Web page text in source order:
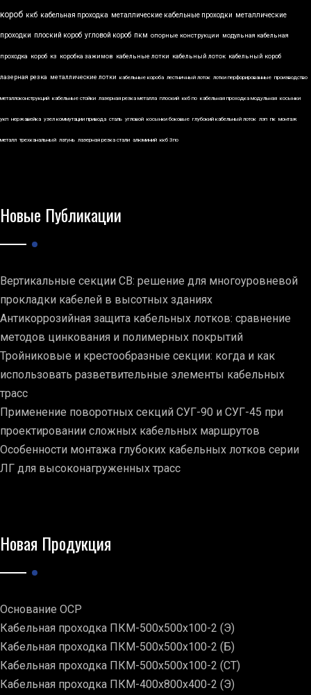
короб ккб кабельная проходка металлические кабельные проходки металлические
проходки плоский короб угловой короб пкм опорные конструкции модульная кабельная
проходка короб кз коробка зажимов кабельные лотки кабельный лоток кабельный короб
лазерная резка металлические лотки кабельные короба лестничный лоток лотки перфорированные производство
металлоконструкций кабельные стойки лазерная резка металла плоский ккб по кабельная проходка модульная косынки
укп нержавейка узел коммутации привода сталь угловой косынки боковые глубокий кабельный лоток лэп пк монтаж
металл трехканальный латунь лазерная резка стали алюминий ккб 3по
Новые Публикации
Вертикальные секции СВ: решение для многоуровневой
прокладки кабелей в высотных зданиях
Антикоррозийная защита кабельных лотков: сравнение
методов цинкования и полимерных покрытий
Тройниковые и крестообразные секции: когда и как
использовать разветвительные элементы кабельных
трасс
Применение поворотных секций СУГ-90 и СУГ-45 при
проектировании сложных кабельных маршрутов
Особенности монтажа глубоких кабельных лотков серии
ЛГ для высоконагруженных трасс
Новая Продукция
Основание ОСР
Кабельная проходка ПКМ-500х500х100-2 (Э)
Кабельная проходка ПКМ-500х500х100-2 (Б)
Кабельная проходка ПКМ-500х500х100-2 (СТ)
Кабельная проходка ПКМ-400х800х400-2 (Э)